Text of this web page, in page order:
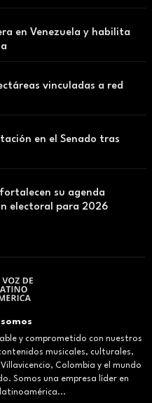
en Venezuela y habilita
vinculadas a red
en el Senado tras
su agenda
electoral para 2026
y comprometido con nuestros
musicales, culturales,
Colombia y el mundo
Somos una empresa líder en